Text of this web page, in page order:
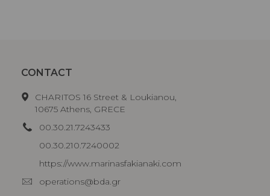
CONTACT
CHARITOS 16 Street & Loukianou,
10675 Athens, GRECE
00.30.21.7243433
00.30.210.7240002
https://www.marinasfakianaki.com
operations@bda.gr